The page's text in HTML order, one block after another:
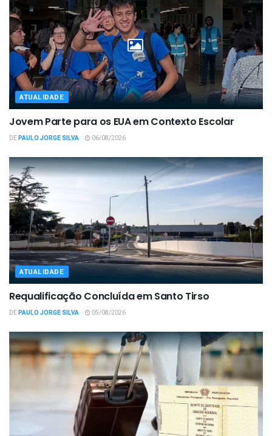
ATUALIDADE
Jovem Parte para os EUA em Contexto Escolar
DEPAULO JORGE SILVA 06/08/2026
ATUALIDADE
Requalificação Concluída em Santo Tirso
DEPAULO JORGE SILVA 05/08/2026